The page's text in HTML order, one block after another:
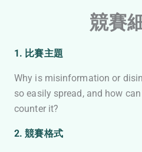
競賽
1. 比賽主題
Why is misinformation or
so easily spread, and how
counter it?
2. 競賽格式